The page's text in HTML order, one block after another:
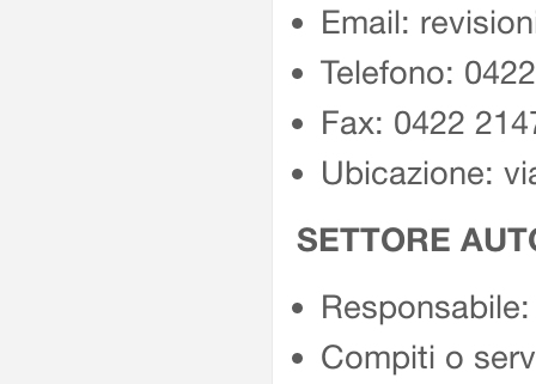
Email:
Telefono:
Fax: 0422
Ubicazione:
SETTORE
Compiti o